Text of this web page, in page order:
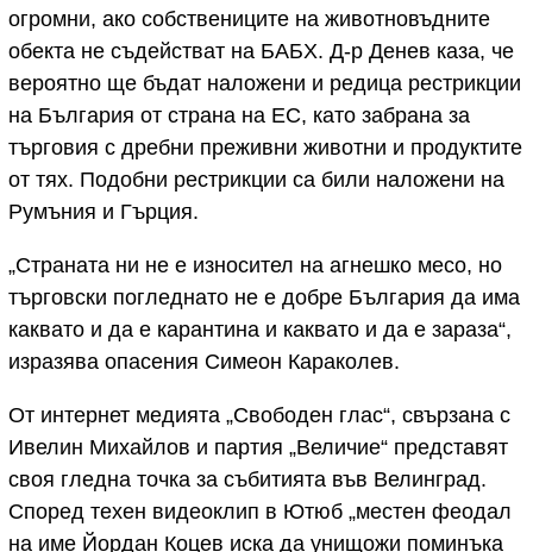
огромни, ако собствениците на животновъдните
обекта не съдействат на БАБХ. Д-р Денев каза, че
вероятно ще бъдат наложени и редица рестрикции
на България от страна на ЕС, като забрана за
търговия с дребни преживни животни и продуктите
от тях. Подобни рестрикции са били наложени на
Румъния и Гърция.
„Страната ни не е износител на агнешко месо, но
търговски погледнато не е добре България да има
каквато и да е карантина и каквато и да е зараза“,
изразява опасения Симеон Караколев.
От интернет медията „Свободен глас“, свързана с
Ивелин Михайлов и партия „Величие“ представят
своя гледна точка за събитията във Велинград.
Според техен видеоклип в Ютюб „местен феодал
на име Йордан Коцев иска да унищожи поминъка